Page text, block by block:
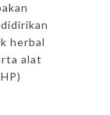
herbal
alat